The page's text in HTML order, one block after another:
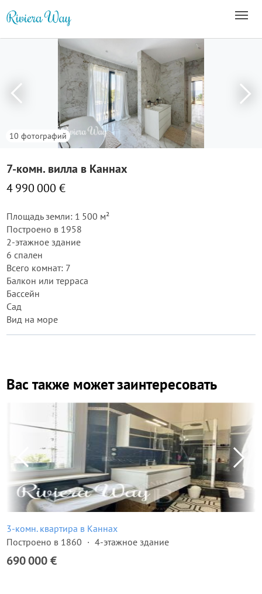
10 фотографий
7-комн. вилла в Каннах
4 990 000 €
Площадь земли: 1 500 м²
Построено в 1958
2-этажное здание
6 спален
Всего комнат: 7
Балкон или терраса
Бассейн
Сад
Вид на море
Вас также может заинтересовать
3-комн. квартира в Каннах
Построено в 1860
4-этажное здание
690 000 €